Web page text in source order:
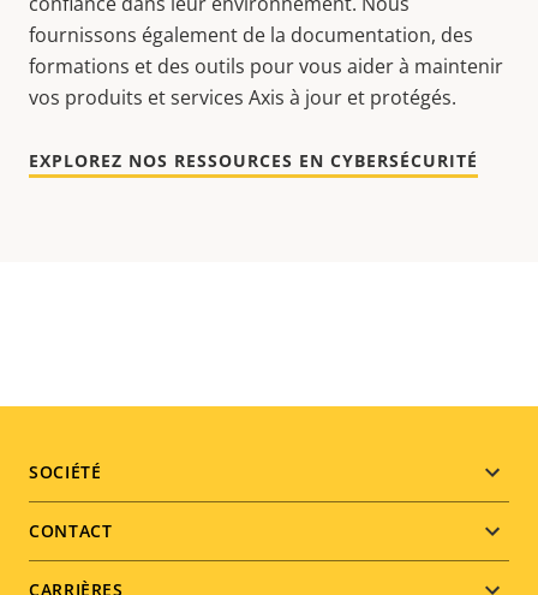
fournissons également de la documentation, des
formations et des outils pour vous aider à maintenir
vos produits et services Axis à jour et protégés.
EXPLOREZ NOS RESSOURCES EN CYBERSÉCURITÉ
Footer
menu
SOCIÉTÉ
CONTACT
CARRIÈRES